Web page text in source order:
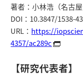
著者：小林浩（名古
DOI：10.3847/1538-
URL： https://
4357/ac289c
【研究代表者】